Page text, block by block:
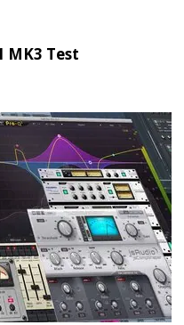
MK3 Test